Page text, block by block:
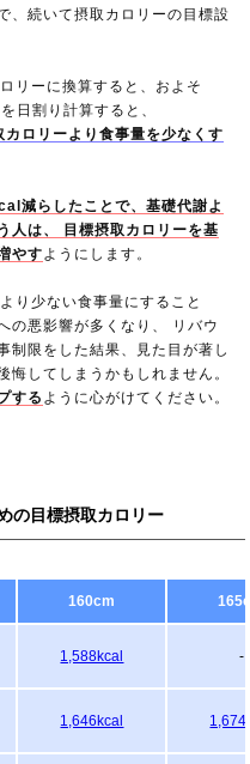
、続いて摂取カロリーの目標設
リーに換算すると、およそ
日割り計算すると、
ロリーより食事量を少なくす
減らしたことで、基礎代謝よ
人は、 目標摂取カロリーを基
やすようにします。
り少ない食事量にすること
の悪影響が多くなり、 リバウ
制限をした結果、見た目が著し
悔してしまうかもしれません。
する ように心がけてください。
の目標摂取カロリー
160cm
1,588kcal -
1,646kcal